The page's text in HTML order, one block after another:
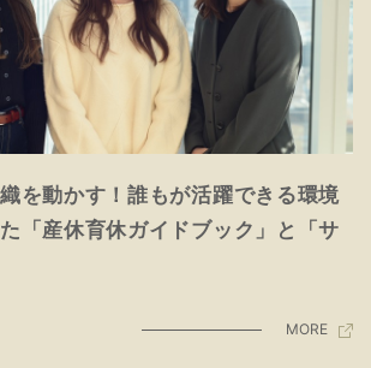
を動かす！誰もが活躍できる環境
「産休育休ガイドブック」と「サ
MORE